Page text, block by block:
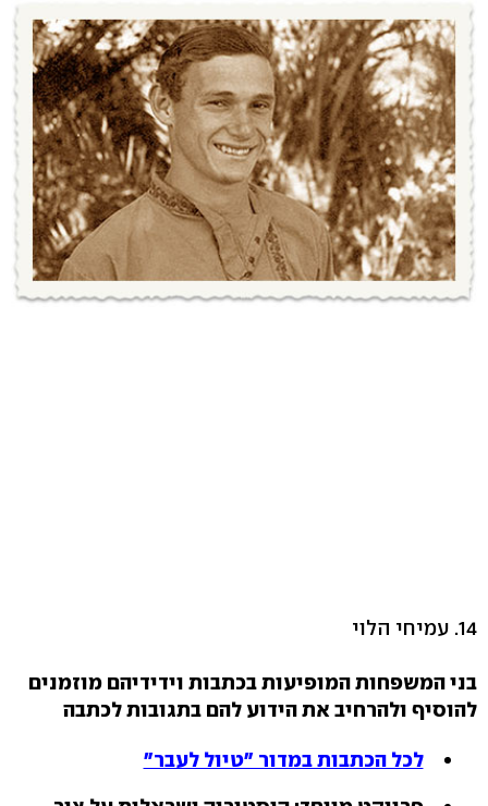
14. עמיחי הלוי
בני המשפחות המופיעות בכתבות וידידיהם מוזמנים
להוסיף ולהרחיב את הידוע להם בתגובות לכתבה
לכל הכתבות במדור "טיול לעבר"